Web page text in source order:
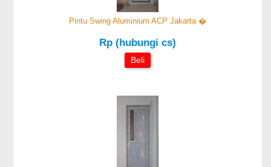
Pintu Swing Aluminium ACP Jakarta �
Rp (hubungi cs)
Beli